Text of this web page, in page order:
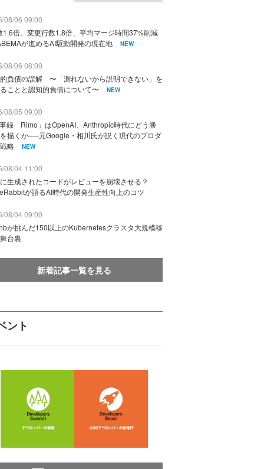
08/06 09:00
1.6倍、変更行数1.8倍、平均マージ時間37%削減
が進めるAI駆動開発の現在地
NEW
08/06 08:00
負債の誤解 〜「測れないから説明できない」を
ことと認知的負債について〜
NEW
08/05 09:00
録「Rimo」はOpenAI、Anthropic時代にどう勝
描くか──元Google・相川氏が説く現代のプロダ
略
NEW
08/04 11:00
生成されたコードがレビューを崩壊させる？
が語るAI時代の開発生産性向上のコツ
08/04 09:00
が挑んだ150以上のKubernetesクラスタ大規模移
台裏
新着記事一覧を見る
ント